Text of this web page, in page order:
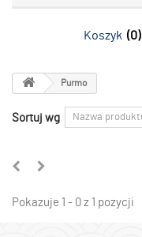
Koszyk (0)
Purmo
Sortuj wg
Pokazuje 1 - 0 z 1 pozycji